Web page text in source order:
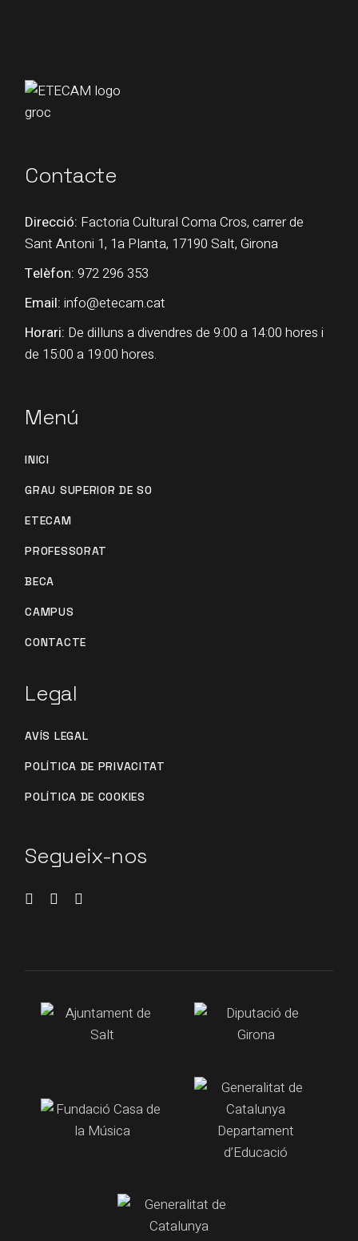
Contacte
Direcció: Factoria Cultural Coma Cros, carrer de
Sant Antoni 1, 1a Planta, 17190 Salt, Girona
Telèfon: 972 296 353
Email: info@etecam.cat
Horari: De dilluns a divendres de 9:00 a 14:00 hores i
de 15:00 a 19:00 hores.
Menú
INICI
GRAU SUPERIOR DE SO
ETECAM
PROFESSORAT
BECA
CAMPUS
CONTACTE
Legal
AVÍS LEGAL
POLÍTICA DE PRIVACITAT
POLÍTICA DE COOKIES
Segueix-nos